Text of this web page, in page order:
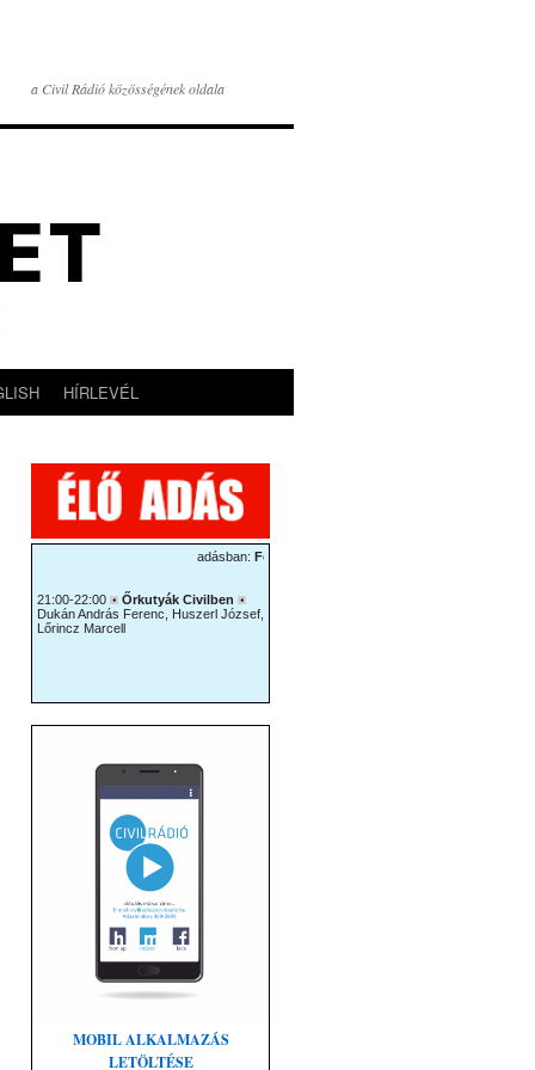
a Civil Rádió közösségének oldala
HÍRLEVÉL
MOBIL ALKALMAZÁS
LETÖLTÉSE